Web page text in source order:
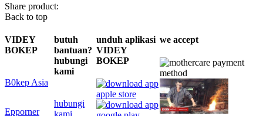
Share product:
Back to top
VIDEY
BOKEP
B0kep Asia
Epporner
butuh
bantuan?
hubungi
kami
hubungi
unduh aplikasi
VIDEY
BOKEP
we accept